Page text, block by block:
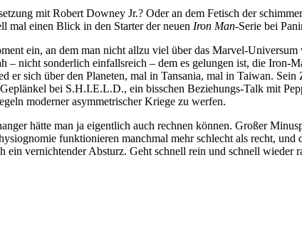
mit Robert Downey Jr.? Oder an dem Fetisch der
mal einen Blick in den Starter der neuen Iron Man-Serie bei
ein, an dem man nicht allzu viel über das Marvel-Universum
nicht sonderlich einfallsreich – dem es gelungen ist, die Iron-
sich über den Planeten, mal in Tansania, mal in Taiwan.
bei S.H.I.E.L.D., ein bisschen Beziehungs-Talk mit
moderner asymmetrischer Kriege zu werfen.
hätte man ja eigentlich auch rechnen können. Großer
funktionieren manchmal mehr schlecht als recht,
vernichtender Absturz. Geht schnell rein und schnell wieder